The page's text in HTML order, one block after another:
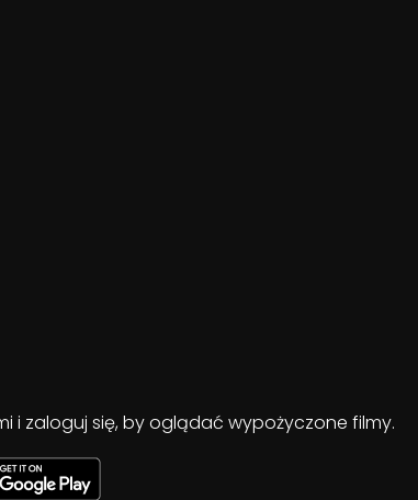
i zaloguj się, by oglądać wypożyczone filmy.